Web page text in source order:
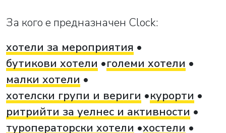
За кого е предназначен Clock:
хотели за мероприятия
бутикови хотели
големи хотели
малки хотели
хотелски групи и вериги
курорти
ритрийти за уелнес и активности
туроператорски хотели
хостели